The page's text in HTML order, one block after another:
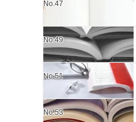
No.47
No.49
No.51
No.53